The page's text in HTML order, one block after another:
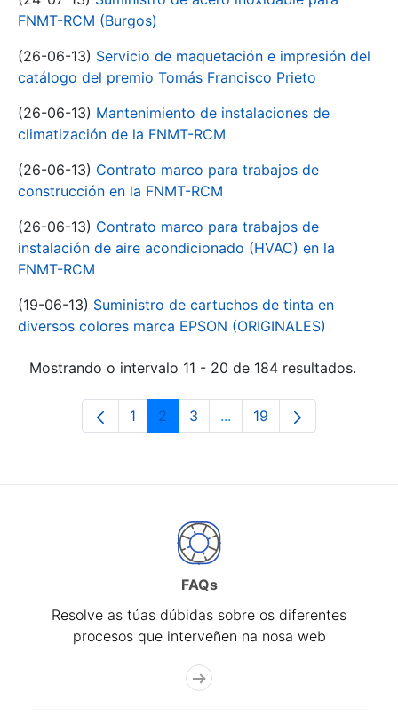
FNMT-RCM (Burgos)
(26-06-13) Servicio de maquetación e impresión del
catálogo del premio Tomás Francisco Prieto
(26-06-13) Mantenimiento de instalaciones de
climatización de la FNMT-RCM
(26-06-13) Contrato marco para trabajos de
construcción en la FNMT-RCM
(26-06-13) Contrato marco para trabajos de
instalación de aire acondicionado (HVAC) en la
FNMT-RCM
(19-06-13) Suministro de cartuchos de tinta en
diversos colores marca EPSON (ORIGINALES)
Mostrando o intervalo 11 - 20 de 184 resultados.
Páxina
1 Páxina
2 Páxina
3 ...Páxinas intermedias Use
Páxina
19
FAQs
Resolve as túas dúbidas sobre os diferentes
procesos que interveñen na nosa web